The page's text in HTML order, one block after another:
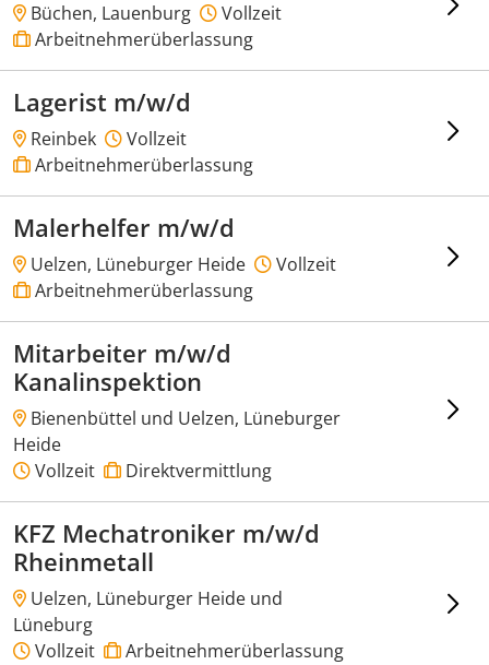
Büchen, Lauenburg
Vollzeit
Arbeitnehmerüberlassung
Lagerist m/w/d
Reinbek
Vollzeit
Arbeitnehmerüberlassung
Malerhelfer m/w/d
Uelzen, Lüneburger Heide
Vollzeit
Arbeitnehmerüberlassung
Mitarbeiter m/w/d
Kanalinspektion
Bienenbüttel und Uelzen, Lüneburger
Heide
Vollzeit
Direktvermittlung
KFZ Mechatroniker m/w/d
Rheinmetall
Uelzen, Lüneburger Heide und
Lüneburg
Vollzeit
Arbeitnehmerüberlassung